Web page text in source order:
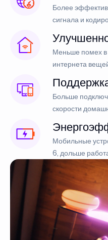
Более
сигнала и
Меньше помех в
интернета
Больше
скорости
Мобильные
6, дольше